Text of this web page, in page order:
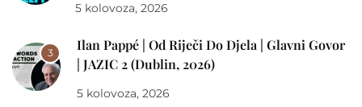
5 kolovoza, 2026
3
Ilan Pappé | Od Riječi Do Djela | Glavni Govor
| JAZIC 2 (Dublin, 2026)
5 kolovoza, 2026